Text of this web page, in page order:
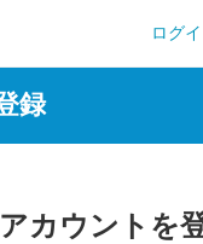
ログ
録
アカウントを